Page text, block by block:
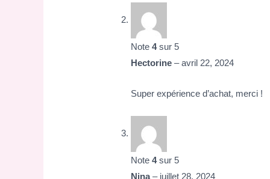
Note4sur 5
Hectorine– avril 22, 2024
Super expérience d’achat, merci !
Note4sur 5
Nina– juillet 28, 2024